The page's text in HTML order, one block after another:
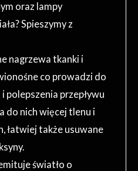
oraz lampy
Spieszymy z
nagrzewa tkanki i
co prowadzi do
polepszenia przepływu
do nich więcej tlenu i
łatwiej także usuwane
światło o